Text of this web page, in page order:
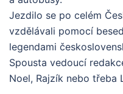
Jezdilo se po celém
vzdělávali pomocí
legendami
Spousta vedoucí
Noel, Rajzík nebo třeba